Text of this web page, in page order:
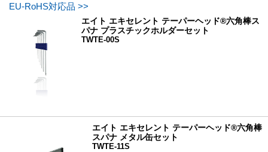
EU-RoHS対応品 >>
エイト エキセレント テーパーヘッド®六角棒ス
パナ プラスチックホルダーセット
TWTE-00S
エイト エキセレント テーパーヘッド®六角棒
スパナ メタル缶セット
TWTE-11S